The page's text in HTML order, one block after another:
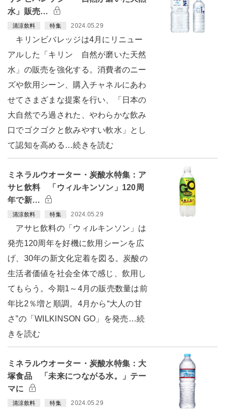
水」販売…
清涼飲料 特集 2024.05.29
キリンビバレッジは4月にリニュー
アルした「キリン 自然が磨いた天然
水」の販売を強化する。消費者のニー
ズや飲用シーン、購入チャネルにあわ
せてさまざまな提案を行い、「日本の
大自然でろ過された、やわらかな飲み
口でゴクゴクと飲みやすい軟水」とし
て認知を高める…続きを読む
ミネラルウオーター・炭酸水特集：ア
サヒ飲料 「ウィルキンソン」120周
年で新…
清涼飲料 特集 2024.05.29
アサヒ飲料の「ウィルキンソン」は
発売120周年を好機に飲用シーンを広
げ、30年の新文化定着を図る。炭酸の
生活者価値を社会全体で感じ、飲用し
てもらう。今期1～4月の販売数量は前
年比2％増と順調。4月から“大人の甘
さ”の「WILKINSON GO」を発売…続
きを読む
ミネラルウオーター・炭酸水特集：大
塚食品 「未来につながる水。」テー
マに
清涼飲料 特集 2024.05.29